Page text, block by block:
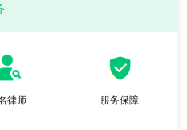
律师 服务保障